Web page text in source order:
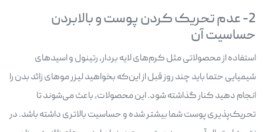
2- عدم تحریک کردن پوست و بالابردن
حساسیت آن
استفاده از محصولاتی مثل کرم‌های لایه بردار، رتینول و اسید‌های
شیمیایی حتما باید چند روز قبل از این‌که بخواهید لیزر موهای زائد بدن را
انجام دهید کنار گذاشته شود. این محصولات، باعث می‌شوند تا
تحریک‌پذیری پوست شما بیشتر شده و حساسیت بالاتری داشته باشد. در